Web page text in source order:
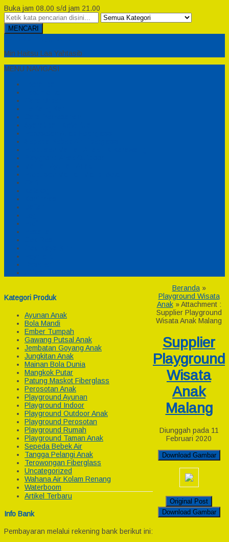
Buka jam 08.00 s/d jam 21.00
MENCARI
Min Haitsu Laa Yahtasib
MENU NAVIGASI
Kategori Produk
Ayunan Anak
Bola Mandi
Ember Tumpah
Gawang Putsal Anak
Jembatan Goyang Anak
Jungkitan Anak
Mainan Bola Dunia
Mangkok Putar
Patung Maskot Fiberglass
Perosotan Anak
Playground Ayunan
Playground Indoor
Playground Outdoor Anak
Playground Perosotan
Playground Rumah
Playground Taman Anak
Sepeda Bebek Air
Tangga Pelangi Anak
Terowongan Fiberglass
Uncategorized
Wahana Air Kolam Renang
Waterboom
Artikel Terbaru
Info Bank
Pembayaran melalui rekening bank berikut ini:
Beranda»
Playground Wisata
Anak» Attachment :
Supplier Playground
Wisata Anak Malang
Supplier
Playground
Wisata
Anak
Malang
Diunggah pada 11
Februari 2020
Download Gambar
Original Post
Download Gambar